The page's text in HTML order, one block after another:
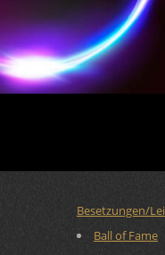
Besetzungen/
Ball of Fame